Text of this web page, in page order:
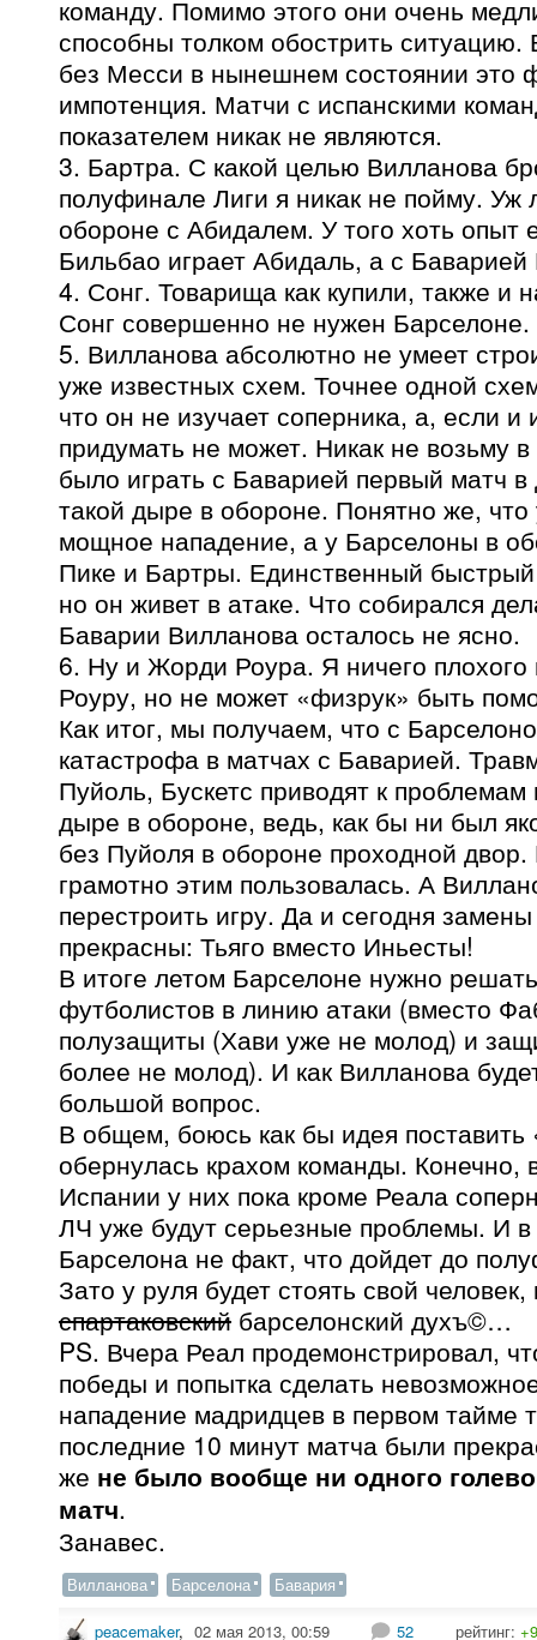
команду. Помимо этого они очень
способны толком обострить ситуацию.
без Месси в нынешнем состоянии это
импотенция. Матчи с испанскими
показателем никак не являются.
3. Бартра. С какой целью Вилланова
полуфинале Лиги я никак не пойму. Уж
обороне с Абидалем. У того хоть опыт
Бильбао играет Абидаль, а с
4. Сонг. Товарища как купили, также и
Сонг совершенно не нужен Барселоне.
5. Вилланова абсолютно не умеет
уже известных схем. Точнее одной
что он не изучает соперника, а, если и
придумать не может. Никак не возьму
было играть с Баварией первый матч
такой дыре в обороне. Понятно же,
мощное нападение, а у Барселоны в
Пике и Бартры. Единственный
но он живет в атаке. Что собирался
Баварии Вилланова осталось не ясно.
6. Ну и Жорди Роура. Я ничего плохого
Роуру, но не может «физрук» быть
Как итог, мы получаем, что с
катастрофа в матчах с Баварией.
Пуйоль, Бускетс приводят к
дыре в обороне, ведь, как бы ни был
без Пуйоля в обороне проходной
грамотно этим пользовалась. А
перестроить игру. Да и сегодня
прекрасны: Тьяго вместо Иньесты!
В итоге летом Барселоне нужно
футболистов в линию атаки (вместо
полузащиты (Хави уже не молод) и
более не молод). И как Вилланова
большой вопрос.
В общем, боюсь как бы идея поставить
обернулась крахом команды. Конечно,
Испании у них пока кроме Реала
ЛЧ уже будут серьезные проблемы. И
Барселона не факт, что дойдет до
Зато у руля будет стоять свой
спартаковский барселонский духъ©…
PS. Вчера Реал продемонстрировал,
победы и попытка сделать
нападение мадридцев в первом тайме
последние 10 минут матча были
же не было вообще ни одного
матч.
Занавес.
Вилланова Барселона Бавария
peacemaker, 02 мая 2013, 00:59 52 рейтинг: +9